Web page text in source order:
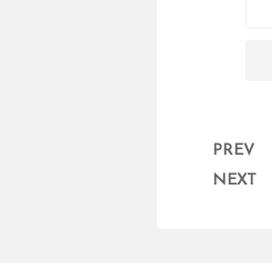
PREV
NEXT